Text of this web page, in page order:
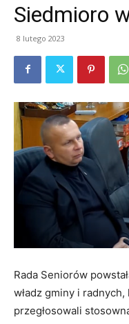
Siedmioro
8 lutego 2023
Rada Seniorów
władz gminy i
przegłosowali